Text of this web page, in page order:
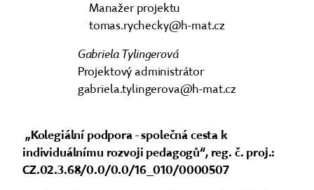
Manažer projektu
tomas.rychecky@h-mat.cz
Gabriela Tylingerová
Projektový administrátor
gabriela.tylingerova@h-mat.cz
„Kolegiální podpora - společná cesta k
individuálnímu rozvoji pedagogů“, reg. č. proj.:
CZ.02.3.68/0.0/0.0/16_010/0000507